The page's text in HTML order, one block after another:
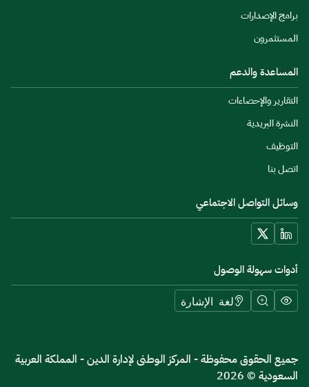
برامج الإصدارات
المستثمرون
المساعدة والدعم
التقارير والإحصاءات
النشرة البريدية
التوظيف
اتصل بنا
وسائل التواصل الاجتماعي
أدوات سهولة الوصول
لغة الإشارة
جميع الحقوق محفوظة - المركز الوطنى لإدارة الدين - المملكة العربية
السعودية © 2026